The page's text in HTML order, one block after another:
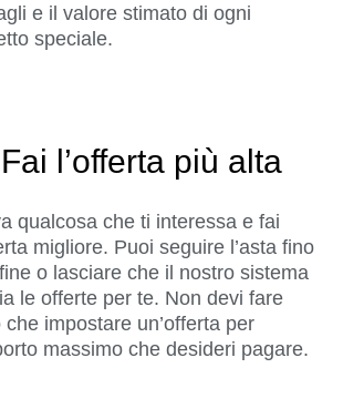
e il valore stimato di ogni
speciale.
Fai l’offerta più alta
qualcosa che ti interessa e fai
migliore. Puoi seguire l’asta fino
o lasciare che il nostro sistema
le offerte per te. Non devi fare
che impostare un’offerta per
massimo che desideri pagare.